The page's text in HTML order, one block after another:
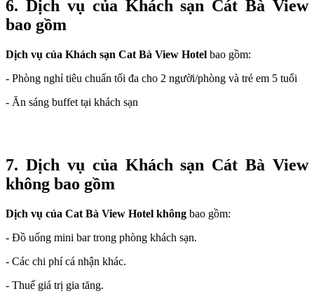
6. Dịch vụ của Khách sạn Cát Bà View
bao gồm
Dịch vụ của Khách sạn Cat Bà View Hotel bao gồm:
- Phòng nghỉ tiêu chuẩn tối đa cho 2 người/phòng và trẻ em 5 tuổi
- Ăn sáng buffet tại khách sạn
7. Dịch vụ của Khách sạn Cát Bà View
không bao gồm
Dịch vụ của Cat Bà View Hotel không bao gồm:
- Đồ uống mini bar trong phòng khách sạn.
- Các chi phí cá nhận khác.
- Thuế giá trị gia tăng.